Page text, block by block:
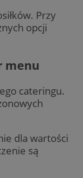
Przy
opcji
menu
cateringu.
dla wartości
są